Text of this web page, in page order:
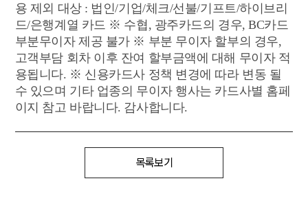
문
자
리
딩
종
용 제외 대상 : 법인/기업/체크/선불/기프트/하이브리
드/은행계열 카드 ※ 수협, 광주카드의 경우, BC카드
부분무이자 제공 불가 ※ 부분 무이자 할부의 경우,
고객부담 회차 이후 잔여 할부금액에 대해 무이자 적
용됩니다. ※ 신용카드사 정책 변경에 따라 변동 될
수 있으며 기타 업종의 무이자 행사는 카드사별 홈페
이지 참고 바랍니다. 감사합니다.
목록보기